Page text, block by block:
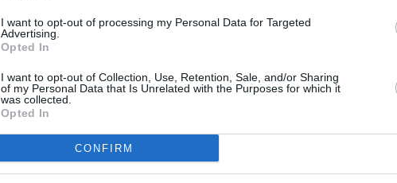
I want to opt-out of processing my Personal Data for Targeted
Advertising.
Opted In
I want to opt-out of Collection, Use, Retention, Sale, and/or Sharing
of my Personal Data that Is Unrelated with the Purposes for which it
was collected.
Opted In
CONFIRM